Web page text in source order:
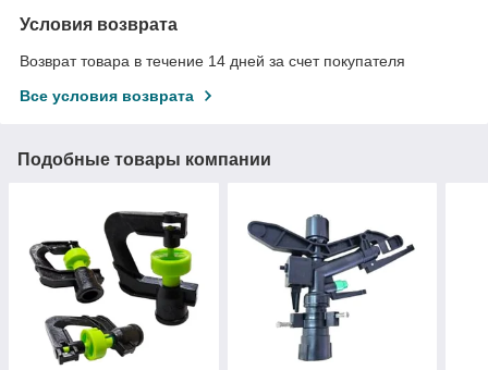
Условия возврата
Возврат товара в течение 14 дней за счет покупателя
Все условия возврата
Подобные товары компании